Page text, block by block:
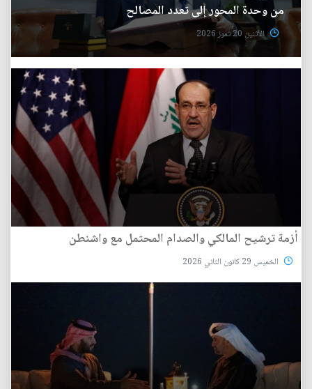
من وحدة المحور إلى تعدد المصالح
الأثنين 20 تموز 2026
أزمة ترشيح المالكي والصدام المحتمل مع واشنطن
الخميس 29 كانون الثاني 2026